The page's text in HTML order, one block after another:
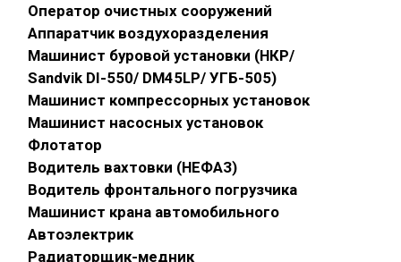
Оператор очистных сооружений
Аппаратчик воздухоразделения
Машинист буровой установки (НКР/
Sandvik DI-550/ DM45LP/ УГБ-505)
Машинист компрессорных установок
Машинист насосных установок
Флотатор
Водитель вахтовки (НЕФАЗ)
Водитель фронтального погрузчика
Машинист крана автомобильного
Автоэлектрик
Радиаторщик-медник